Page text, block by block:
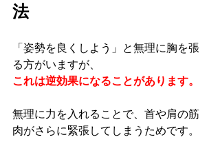
法
「姿勢を良くしよう」と無理に胸を張
る方がいますが、
これは逆効果になることがあります。
無理に力を入れることで、首や肩の筋
肉がさらに緊張してしまうためです。